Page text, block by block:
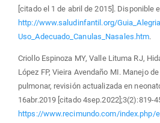
[citado el 1 de abril de 2015]. Disponible
http://www.saludinfantil.org/
Uso_Adecuado_Canulas_Nasales.htm.
Criollo Espinoza MY, Valle Lituma RJ,
López FP, Vieira Avendaño MI. Manejo
pulmonar, revisión actualizada en
16abr.2019 [citado 4sep.2022];3(2):819-
https://www.recimundo.com/index.php/